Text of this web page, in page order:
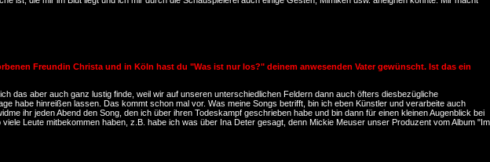
Freundin Christa und in Köln hast du "Was ist nur los?" deinem anwesenden Vater gewünscht. Ist das ein
das aber auch ganz lustig finde, weil wir auf unseren unterschiedlichen Feldern dann auch öfters diesbezügliche
habe hinreißen lassen. Das kommt schon mal vor. Was meine Songs betrifft, bin ich eben Künstler und verarbeite auch
ihr jeden Abend den Song, den ich über ihren Todeskampf geschrieben habe und bin dann für einen kleinen Augenblick bei
Leute mitbekommen haben, z.B. habe ich was über Ina Deter gesagt, denn Mickie Meuser unser Produzent vom Album "Im